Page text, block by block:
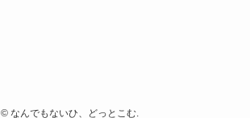
©なんでもないひ、どっとこむ.